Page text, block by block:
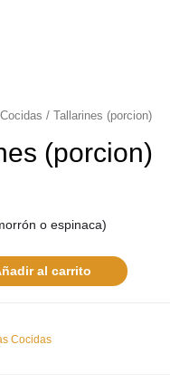
/ Tallarines (porcion)
(porcion)
o espinaca)
al carrito
Cocidas